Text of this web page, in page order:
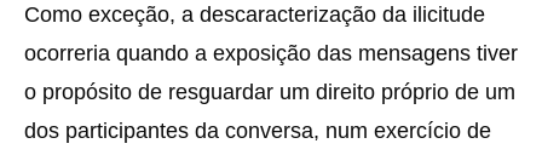
Como exceção, a descaracterização da ilicitude
ocorreria quando a exposição das mensagens tiver
o propósito de resguardar um direito próprio de um
dos participantes da conversa, num exercício de